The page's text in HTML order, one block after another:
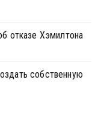
отказе Хэмилтона
собственную